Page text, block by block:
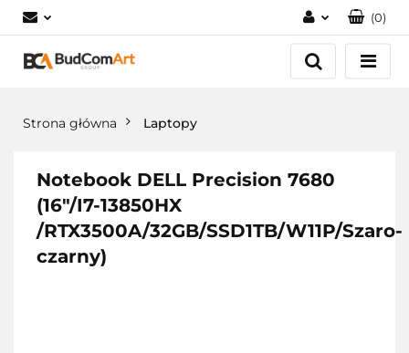
Zaloguj się
(0)
Strona główna Laptopy
Notebook DELL Precision 7680
(16"/I7-13850HX
/RTX3500A/32GB/SSD1TB/W11P/Szaro-
czarny)